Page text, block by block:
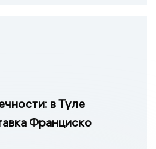
в Туле
Франциско